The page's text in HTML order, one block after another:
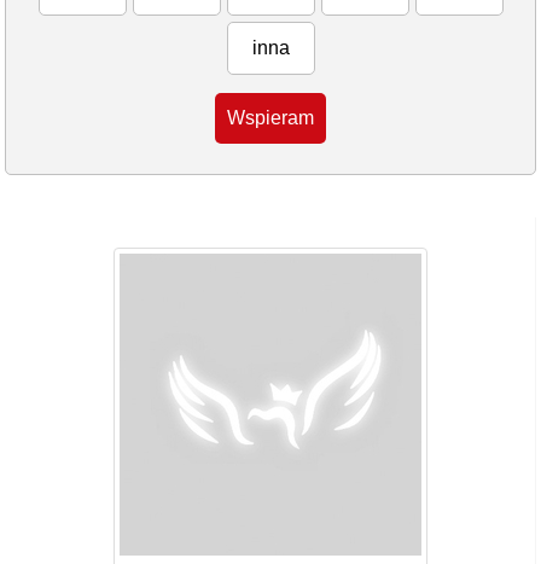
inna
Wspieram